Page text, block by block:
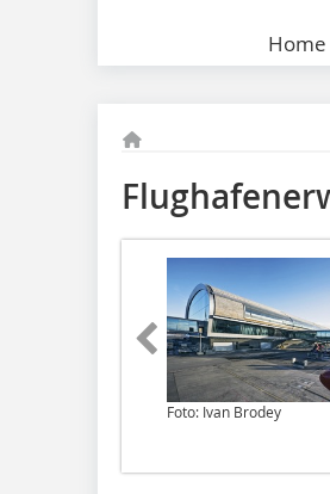
Home
Foto: Ivan Brodey